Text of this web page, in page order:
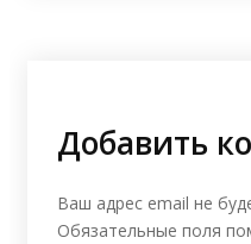
Добавить
Ваш адрес email не
Обязательные поля